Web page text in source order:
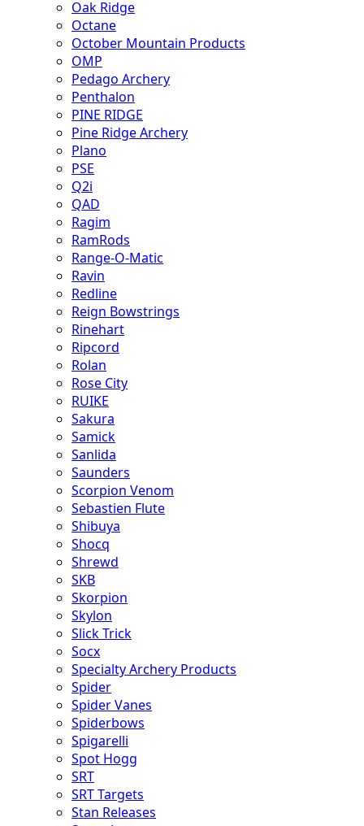
Oak Ridge
Octane
October Mountain Products
OMP
Pedago Archery
Penthalon
PINE RIDGE
Pine Ridge Archery
Plano
PSE
Q2i
QAD
Ragim
RamRods
Range-O-Matic
Ravin
Redline
Reign Bowstrings
Rinehart
Ripcord
Rolan
Rose City
RUIKE
Sakura
Samick
Sanlida
Saunders
Scorpion Venom
Sebastien Flute
Shibuya
Shocq
Shrewd
SKB
Skorpion
Skylon
Slick Trick
Socx
Specialty Archery Products
Spider
Spider Vanes
Spiderbows
Spigarelli
Spot Hogg
SRT
SRT Targets
Stan Releases